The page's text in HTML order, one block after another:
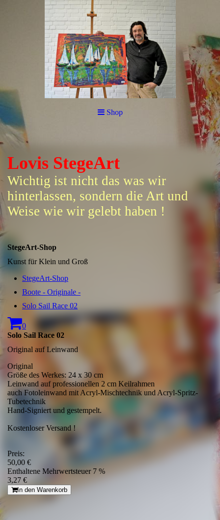
Shop
Lovis StegeArt
Wichtig ist nicht das was wir
hinterlassen, sondern die Art und
Weise wie wir gelebt haben !
StegeArt-Shop
Kunst für Klein und Groß
StegeArt-Shop
Boote - Originale -
Solo Sail Race 02
0
Solo Sail Race 02
Original auf Leinwand
Original
Größe des Werkes: 24 x 30 cm
Leinwand auf professionellen 2 cm Keilrahmen
auch Fotoleinwand mit Acryl-Mischtechnik und Acryl-Spritz-
Tubetechnik
Hand-Signiert und gestempelt.
Kostenloser Versand !
Preis:
50,00 €
Enthaltene Mehrwertsteuer 7 %
3,27 €
In den Warenkorb